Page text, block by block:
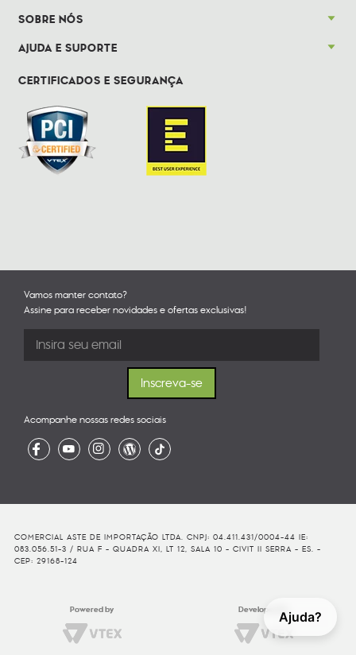
Ajuda?
SOBRE NÓS
AJUDA E SUPORTE
CERTIFICADOS E SEGURANÇA
Vamos manter contato?
Assine para receber novidades e ofertas exclusivas!
Acompanhe nossas redes sociais
COMERCIAL ASTE DE IMPORTAÇÃO LTDA. CNPJ: 04.411.431/0004-44 IE:
083.056.51-3 / RUA F - QUADRA XI, LT 12, SALA 10 - CIVIT II SERRA - ES. -
CEP: 29168-124
Powered by Developed By